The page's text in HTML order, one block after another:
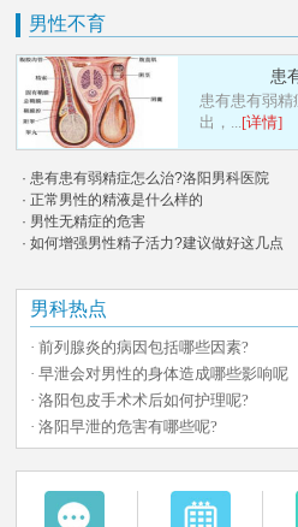
男性不育
患
患有患有弱精
出，... [详情]
· 患有患有弱精症怎么治?洛阳男科医院
· 正常男性的精液是什么样的
· 男性无精症的危害
· 如何增强男性精子活力?建议做好这几点
男科热点
· 前列腺炎的病因包括哪些因素?
· 早泄会对男性的身体造成哪些影响呢
· 洛阳包皮手术术后如何护理呢?
· 洛阳早泄的危害有哪些呢?